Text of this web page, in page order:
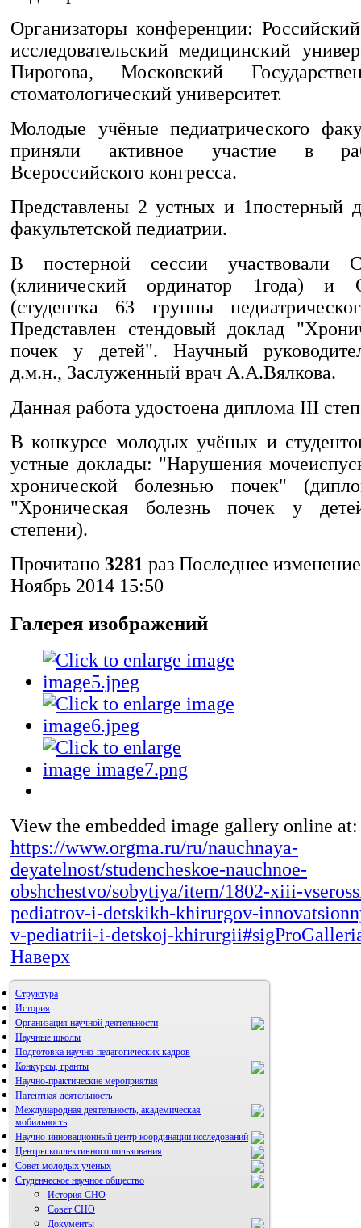
Организаторы конференции:
исследовательский медицинский
Пирогова, Московский
стоматологический университет.
Молодые учёные педиатрического
приняли активное участие в
Всероссийского конгресса.
Представлены 2 устных и 1постерный
факультетской педиатрии.
В постерной сессии участвовали
(клинический ординатор 1года) и
(студентка 63 группы
Представлен стендовый доклад
почек у детей". Научный
д.м.н., Заслуженный врач А.А.Вялкова.
Данная работа удостоена диплома III
В конкурсе молодых учёных и
устные доклады: "Нарушения
хронической болезнью почек"
"Хроническая болезнь почек у
степени).
Прочитано 3281 раз Последнее
Ноябрь 2014 15:50
Галерея изображений
View the embedded image gallery online at:
https://www.orgma.ru/ru/nauchnaya-
deyatelnost/studencheskoe-nauchnoe-
obshchestvo/sobytiya/item/1802-xiii-
pediatrov-i-detskikh-khirurgov-
v-pediatrii-i-detskoj-
Наверх
Структура
История
Организация научной деятельности
Научные школы
Подготовка научно-педагогических кадров
Конкурсы, гранты
Научно-практические мероприятия
Патентная деятельность
Международная деятельность, академическая
мобильность
Научно-инновационный центр координации исследований
НИИ микрохирургии и клинической анатомии
Центры коллективного пользования
Совет молодых учёных
Студенческое научное общество
История СНО
Совет СНО
Документы